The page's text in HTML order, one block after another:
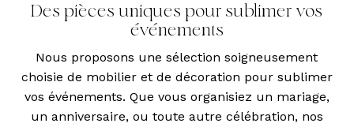
Des pièces uniques pour sublimer vos
événements
Nous proposons une sélection soigneusement
choisie de mobilier et de décoration pour sublimer
vos événements. Que vous organisiez un mariage,
un anniversaire, ou toute autre célébration, nos